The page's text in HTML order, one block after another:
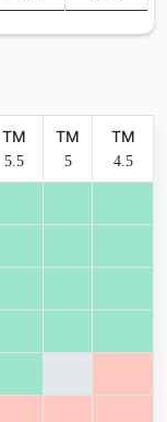
ТМ
5.5
ТМ
5
ТМ
4.5